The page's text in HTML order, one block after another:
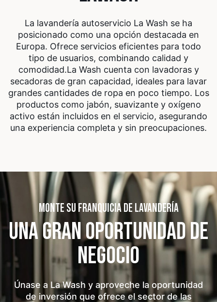
La lavandería autoservicio La Wash se ha
posicionado como una opción destacada en
Europa. Ofrece servicios eficientes para todo
tipo de usuarios, combinando calidad y
comodidad.La Wash cuenta con lavadoras y
secadoras de gran capacidad, ideales para lavar
grandes cantidades de ropa en poco tiempo. Los
productos como jabón, suavizante y oxígeno
activo están incluidos en el servicio, asegurando
una experiencia completa y sin preocupaciones.
MONTE SU FRANQUICIA DE LAVANDERÍA
UNA GRAN OPORTUNIDADDE
NEGOCIO
Únase a La Wash y aproveche la oportunidad
de inversión que ofrece el sector de las